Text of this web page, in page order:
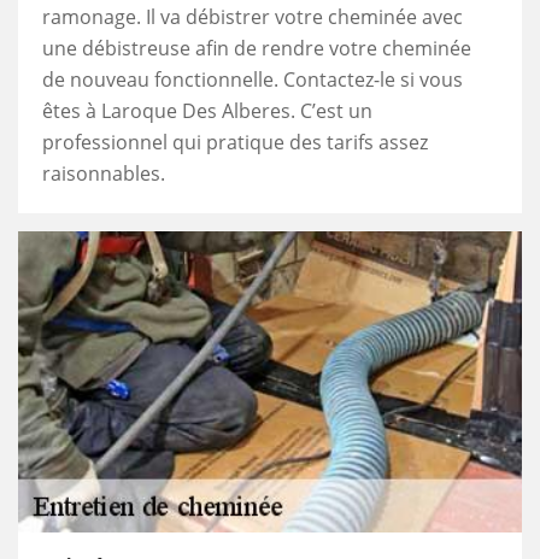
ramonage. Il va débistrer votre cheminée avec
une débistreuse afin de rendre votre cheminée
de nouveau fonctionnelle. Contactez-le si vous
êtes à Laroque Des Alberes. C’est un
professionnel qui pratique des tarifs assez
raisonnables.